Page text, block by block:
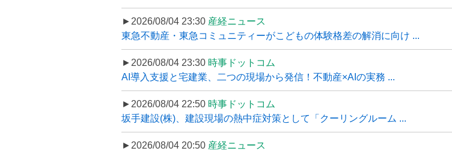
►2026/08/04 23:30 産経ニュース
東急不動産・東急コミュニティーがこどもの体験格差の解消に向け ...
►2026/08/04 23:30 時事ドットコム
AI導入支援と宅建業、二つの現場から発信！不動産×AIの実務 ...
►2026/08/04 22:50 時事ドットコム
坂手建設(株)、建設現場の熱中症対策として「クーリングルーム ...
►2026/08/04 20:50 産経ニュース